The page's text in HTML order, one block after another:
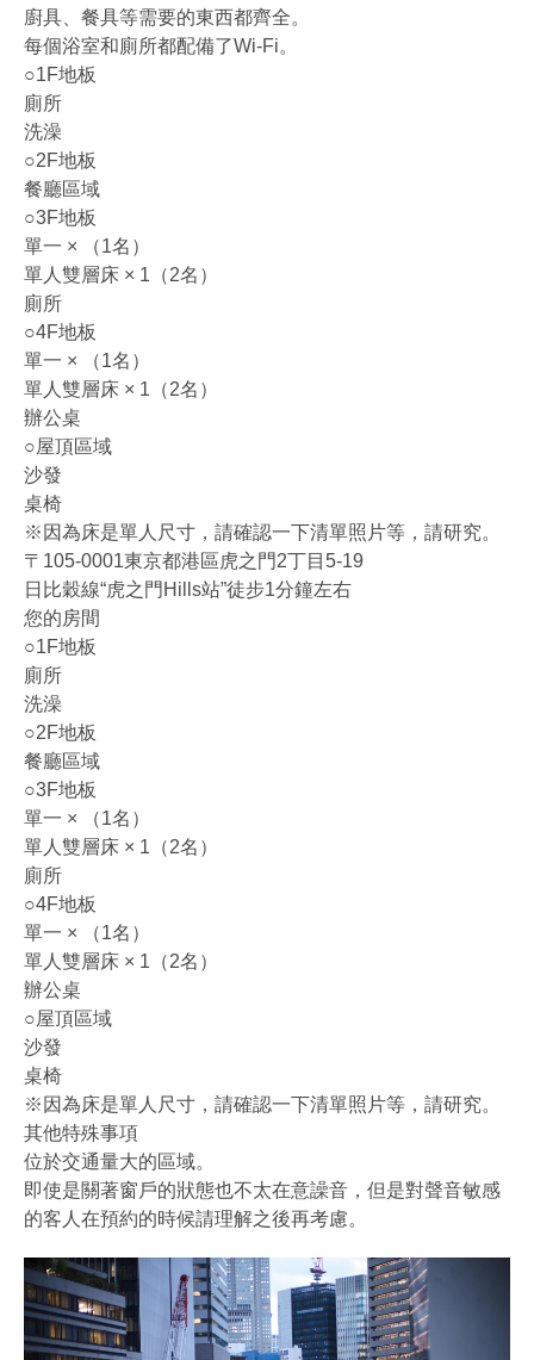
廚具、餐具等需要的東西都齊全。
每個浴室和廁所都配備了Wi-Fi。
○1F地板
廁所
洗澡
○2F地板
餐廳區域
○3F地板
單一 × （1名）
單人雙層床 × 1（2名）
廁所
○4F地板
單一 × （1名）
單人雙層床 × 1（2名）
辦公桌
○屋頂區域
沙發
桌椅
※因為床是單人尺寸，請確認一下清單照片等，請研究。
〒105-0001東京都港區虎之門2丁目5-19
日比穀線“虎之門Hills站”徒步1分鐘左右
您的房間
○1F地板
廁所
洗澡
○2F地板
餐廳區域
○3F地板
單一 × （1名）
單人雙層床 × 1（2名）
廁所
○4F地板
單一 × （1名）
單人雙層床 × 1（2名）
辦公桌
○屋頂區域
沙發
桌椅
※因為床是單人尺寸，請確認一下清單照片等，請研究。
其他特殊事項
位於交通量大的區域。
即使是關著窗戶的狀態也不太在意譟音，但是對聲音敏感
的客人在預約的時候請理解之後再考慮。